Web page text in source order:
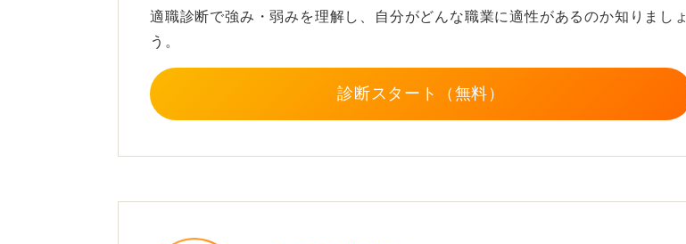
側を意識して働くなど、キャリアプランを主体的に考えていくことが重要になり
ます。
本人の意識次第で、その後の道は開けていくはずです。
適職診断で強み・弱みを理解し、自分がどんな職業に適性があるのか知りましょ
う。
診断スタート（無料）